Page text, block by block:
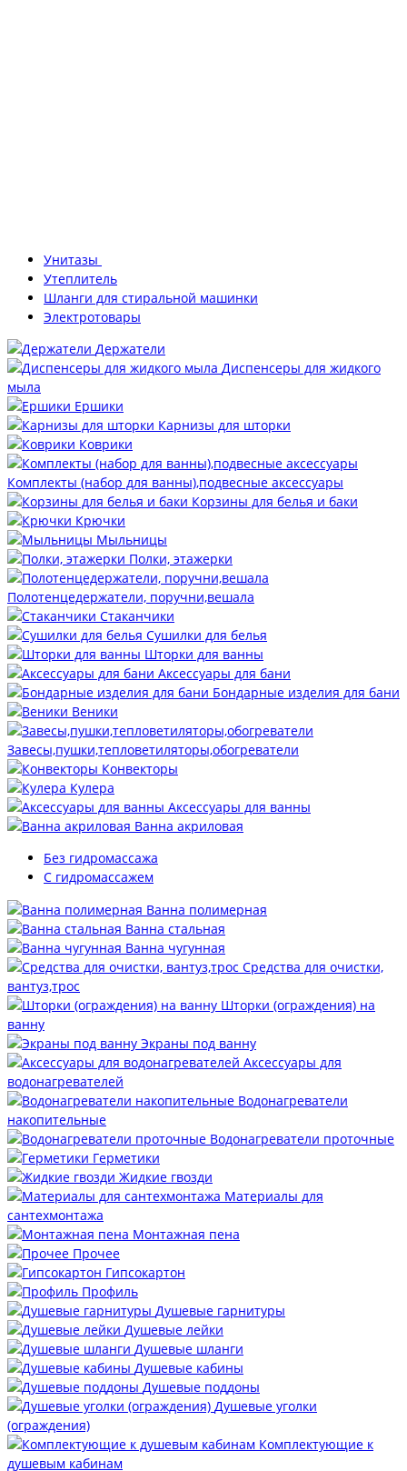
Унитазы
Утеплитель
Шланги для стиральной машинки
Электротовары
Держатели
Диспенсеры для жидкого
мыла
Ершики
Карнизы для шторки
Коврики
Комплекты (набор для ванны),подвесные аксессуары
Корзины для белья и баки
Крючки
Мыльницы
Полки, этажерки
Полотенцедержатели, поручни,вешала
Стаканчики
Сушилки для белья
Шторки для ванны
Аксессуары для бани
Бондарные изделия для бани
Веники
Завесы,пушки,тепловетиляторы,обогреватели
Конвекторы
Кулера
Аксессуары для ванны
Ванна акриловая
Без гидромассажа
С гидромассажем
Ванна полимерная
Ванна стальная
Ванна чугунная
Средства для очистки,
вантуз,трос
Шторки (ограждения) на
ванну
Экраны под ванну
Аксессуары для
водонагревателей
Водонагреватели
накопительные
Водонагреватели проточные
Герметики
Жидкие гвозди
Материалы для
сантехмонтажа
Монтажная пена
Прочее
Гипсокартон
Профиль
Душевые гарнитуры
Душевые лейки
Душевые шланги
Душевые кабины
Душевые поддоны
Душевые уголки
(ограждения)
Комплектующие к
душевым кабинам